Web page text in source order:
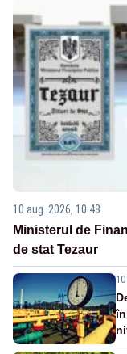
10 aug. 2026, 10:48
Ministerul de
de stat Tezaur